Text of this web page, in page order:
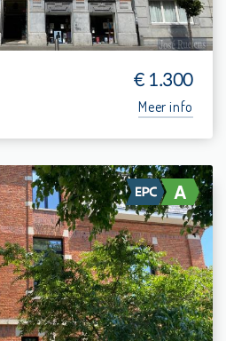
€ 1.300
Meer info
Studentenkamer
-